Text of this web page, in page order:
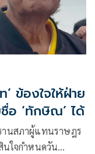
’ ข้องใจให้ฝ่าย
อ ‘ทักษิณ’ ได้
านสภาผู้แทนราษฎร
นใจกำหนดวัน